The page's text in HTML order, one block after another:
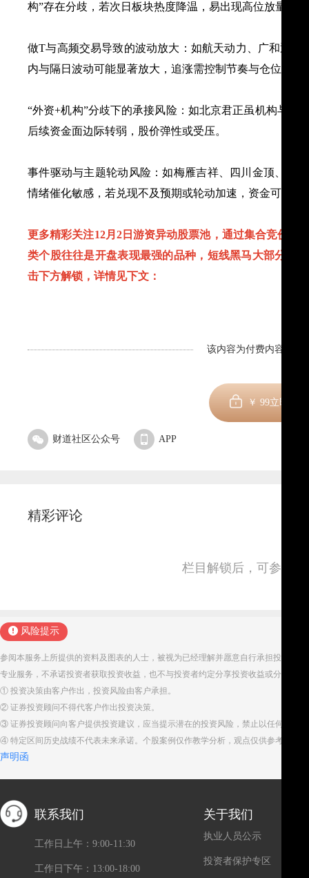
构”存在分歧，若次日板块热度降温，易出现高位放量分
做T与高频交易导致的波动放大：如航天动力、广和通
内与隔日波动可能显著放大，追涨需控制节奏与仓位。
“外资+机构”分歧下的承接风险：如北京君正虽机构与北
后续资金面边际转弱，股价弹性或受压。
事件驱动与主题轮动风险：如梅雁吉祥、四川金顶、苏
情绪催化敏感，若兑现不及预期或轮动加速，资金可能快
更多精彩关注12月2日游资异动股票池，通过集合竞价买
类个股往往是开盘表现最强的品种，短线黑马大部分都
击下方解锁，详情见下文：
该内容为付费内容，剩
￥ 99立即订阅
财道社区公众号 APP
精彩评论
栏目解锁后，可参与
风险提示
参阅本服务上所提供的资料及图表的人士，被视为已经理解并愿意自行承担投资服
专业服务，不承诺投资者获取投资收益，也不与投资者约定分享投资收益或分担投
① 投资决策由客户作出，投资风险由客户承担。
② 证券投资顾问不得代客户作出投资决策。
③ 证券投资顾问向客户提供投资建议，应当提示潜在的投资风险，禁止以任何方式
④ 特定区间历史战绩不代表未来承诺。个股案例仅作教学分析，观点仅供参考。股
声明函
联系我们
工作日上午：9:00-11:30
工作日下午：13:00-18:00
关于我们
执业人员公示
投资者保护专区